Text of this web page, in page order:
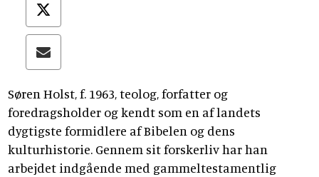
Søren Holst, f. 1963, teolog, forfatter og
foredragsholder og kendt som en af landets
dygtigste formidlere af Bibelen og dens
kulturhistorie. Gennem sit forskerliv har han
arbejdet indgående med gammeltestamentlig